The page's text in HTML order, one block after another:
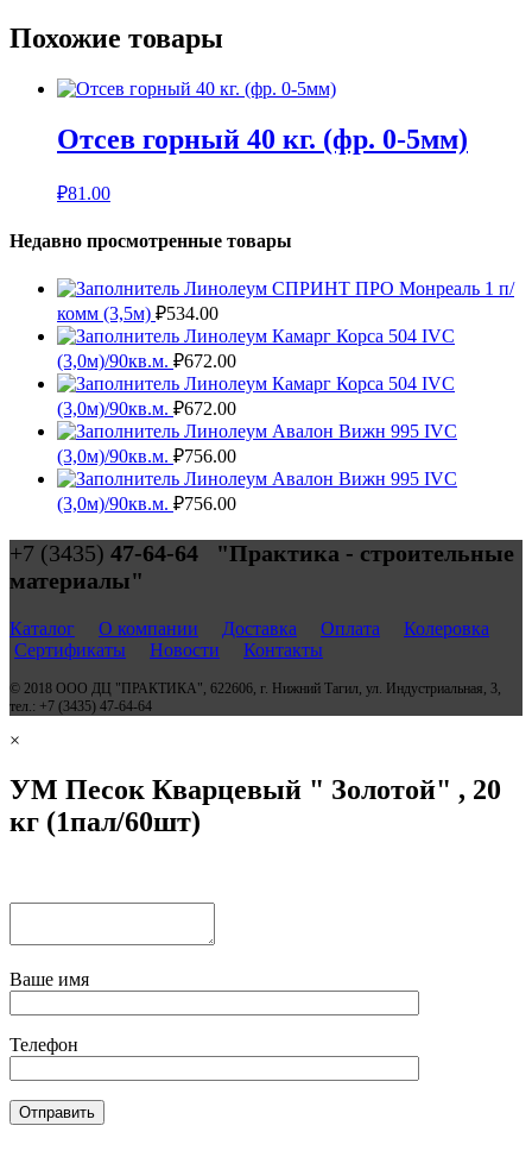
Похожие товары
Отсев горный 40 кг. (фр. 0-5мм)
₽81.00
Недавно просмотренные товары
Линолеум СПРИНТ ПРО Монреаль 1 п/
комм (3,5м) ₽534.00
Линолеум Камарг Корса 504 IVC
(3,0м)/90кв.м. ₽672.00
Линолеум Камарг Корса 504 IVC
(3,0м)/90кв.м. ₽672.00
Линолеум Авалон Вижн 995 IVC
(3,0м)/90кв.м. ₽756.00
Линолеум Авалон Вижн 995 IVC
(3,0м)/90кв.м. ₽756.00
+7 (3435) 47-64-64 "Практика - строительные
материалы"
Каталог О компании Доставка Оплата
Колеровка
Сертификаты
Новости Контакты
© 2018 ООО ДЦ "ПРАКТИКА", 622606, г. Нижний Тагил, ул. Индустриальная, 3,
тел.: +7 (3435) 47-64-64
×
УМ Песок Кварцевый " Золотой" , 20
кг (1пал/60шт)
Ваше имя
Телефон